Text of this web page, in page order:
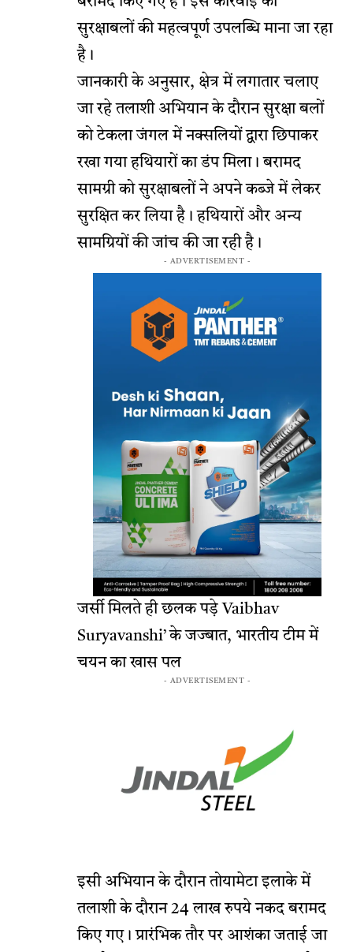
सुरक्षाबलों की महत्वपूर्ण उपलब्धि माना जा रहा
है।
जानकारी के अनुसार, क्षेत्र में लगातार चलाए
जा रहे तलाशी अभियान के दौरान सुरक्षा बलों
को टेकला जंगल में नक्सलियों द्वारा छिपाकर
रखा गया हथियारों का डंप मिला। बरामद
सामग्री को सुरक्षाबलों ने अपने कब्जे में लेकर
सुरक्षित कर लिया है। हथियारों और अन्य
सामग्रियों की जांच की जा रही है।
- ADVERTISEMENT -
जर्सी मिलते ही छलक पड़े Vaibhav
Suryavanshi’ के जज्बात, भारतीय टीम में
चयन का खास पल
- ADVERTISEMENT -
इसी अभियान के दौरान तोयामेटा इलाके में
तलाशी के दौरान 24 लाख रुपये नकद बरामद
किए गए। प्रारंभिक तौर पर आशंका जताई जा